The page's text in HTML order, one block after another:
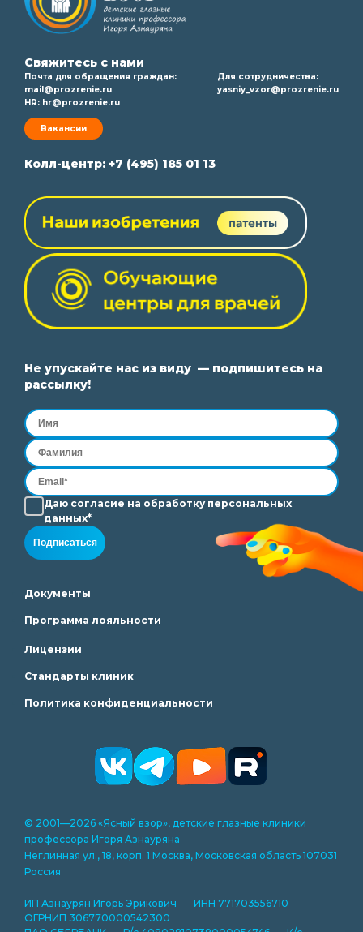
Свяжитесь с нами
Почта для обращения граждан:
mail@prozrenie.ru
HR: hr@prozrenie.ru
Вакансии
Для сотрудничества:
yasniy_vzor@prozrenie.ru
Колл-центр: +7 (495) 185 01 13
Не упускайте нас из виду — подпишитесь на
рассылку!
Даю согласие на обработкуперсональных
данных*
Подписаться
Документы
Программа лояльности
Лицензии
Стандарты клиник
Политика конфиденциальности
© 2001—2026 «Ясный взор», детские глазные клиники
профессора Игоря Азнауряна
Неглинная ул., 18, корп. 1 Москва, Московская область 107031
Россия
ИП Азнаурян Игорь Эрикович ИНН 771703556710
ОГРНИП 306770000542300